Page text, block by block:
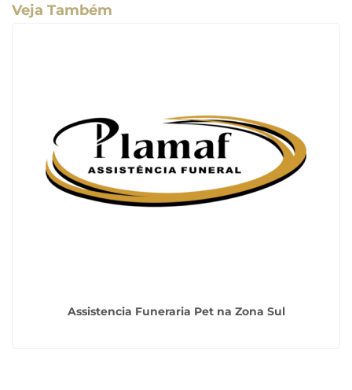
Veja Também
Assistencia Funeraria Pet na Zona Sul